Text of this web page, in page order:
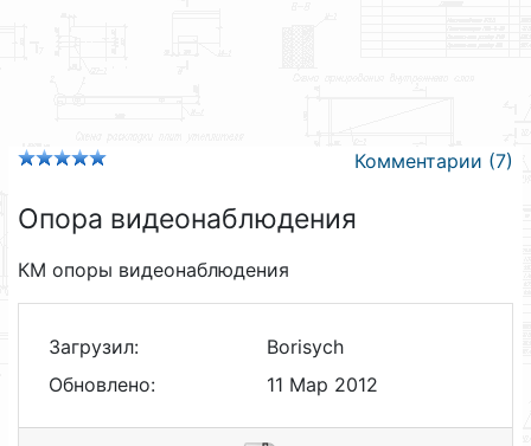
Комментарии (7)
Опора видеонаблюдения
КМ опоры видеонаблюдения
Загрузил:
Borisych
Обновлено:
11 Мар 2012